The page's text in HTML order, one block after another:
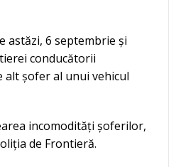
astăzi, 6 septembrie și
conducătorii
alt șofer al unui vehicul
incomodități șoferilor,
de Frontieră.